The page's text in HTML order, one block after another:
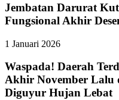
Jembatan Darurat
Fungsional Akhir
1 Januari 2026
Waspada! Daerah
Akhir November Lalu
Diguyur Hujan Lebat